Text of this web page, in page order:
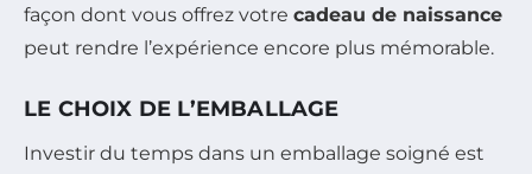
façon dont vous offrez votre cadeau de naissance
peut rendre l’expérience encore plus mémorable.
LE CHOIX DE L’EMBALLAGE
Investir du temps dans un emballage soigné est